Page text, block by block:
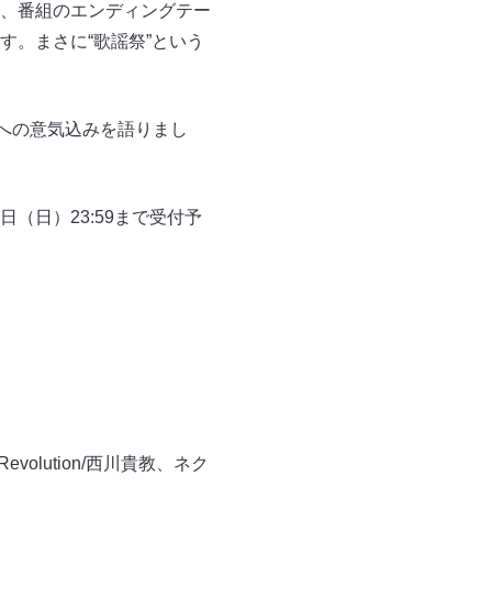
番組のエンディングテー
まさに“歌謡祭”という
の意気込みを語りまし
（日）23:59まで受付予
西川貴教、ネク